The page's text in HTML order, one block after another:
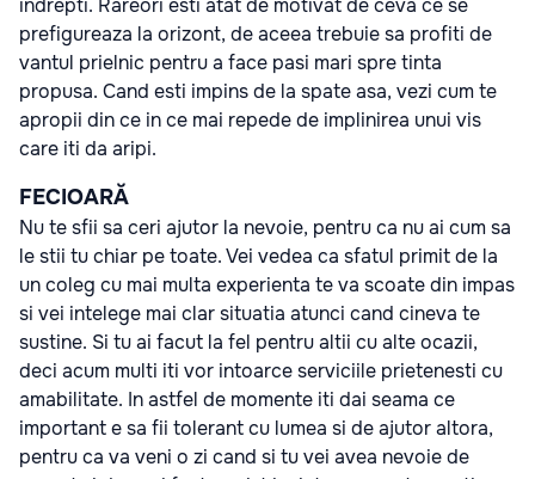
indrepti. Rareori esti atat de motivat de ceva ce se
prefigureaza la orizont, de aceea trebuie sa profiti de
vantul prielnic pentru a face pasi mari spre tinta
propusa. Cand esti impins de la spate asa, vezi cum te
apropii din ce in ce mai repede de implinirea unui vis
care iti da aripi.
FECIOARĂ
Nu te sfii sa ceri ajutor la nevoie, pentru ca nu ai cum sa
le stii tu chiar pe toate. Vei vedea ca sfatul primit de la
un coleg cu mai multa experienta te va scoate din impas
si vei intelege mai clar situatia atunci cand cineva te
sustine. Si tu ai facut la fel pentru altii cu alte ocazii,
deci acum multi iti vor intoarce serviciile prietenesti cu
amabilitate. In astfel de momente iti dai seama ce
important e sa fii tolerant cu lumea si de ajutor altora,
pentru ca va veni o zi cand si tu vei avea nevoie de